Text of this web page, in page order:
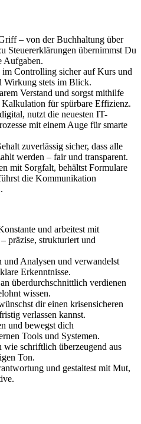
– von der Buchhaltung über
Steuererklärungen übernimmst Du
Aufgaben.
im Controlling sicher auf Kurs und
Wirkung stets im Blick.
Verstand und sorgst mithilfe
für spürbare Effizienz.
nutzt die neuesten IT-
mit einem Auge für smarte
zuverlässig sicher, dass alle
werden – fair und transparent.
mit Sorgfalt, behältst Formulare
die Kommunikation
und arbeitest mit
präzise, strukturiert und
und Analysen und verwandelst
Erkenntnisse.
überdurchschnittlich verdienen
wissen.
dir einen krisensicheren
verlassen kannst.
und bewegst dich
Tools und Systemen.
schriftlich überzeugend aus
Ton.
und gestaltest mit Mut,